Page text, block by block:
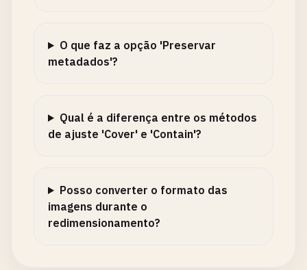
O que faz a opção 'Preservar
metadados'?
Qual é a diferença entre os métodos
de ajuste 'Cover' e 'Contain'?
Posso converter o formato das
imagens durante o
redimensionamento?